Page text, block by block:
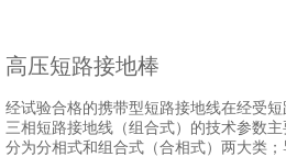
高压短路接地棒
经试验合格的携带型短路接地线在经受
三相短路接地线（组合式）的技术参数
分为分相式和组合式（合相式）两大类